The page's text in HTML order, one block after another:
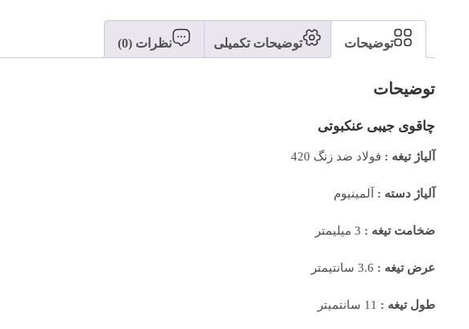
توضیحات توضیحات تکمیلی نظرات (0)
توضیحات
چاقوی جیبی عنکبوتی
آلیاژ تیغه : فولاد ضد زنگ 420
آلیاژ دسته : آلمینیوم
ضخامت تیغه :
عرض تیغه :
طول تیغه :